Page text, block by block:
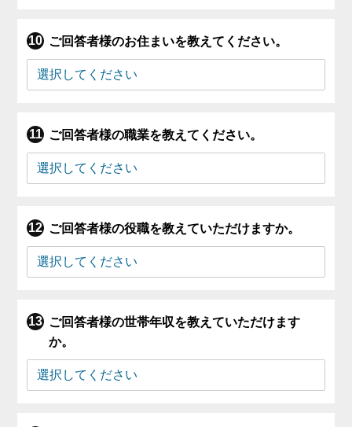
ご回答者様のお住まいを教えてください。
ご回答者様の職業を教えてください。
ご回答者様の役職を教えていただけますか。
ご回答者様の世帯年収を教えていただけます
か。